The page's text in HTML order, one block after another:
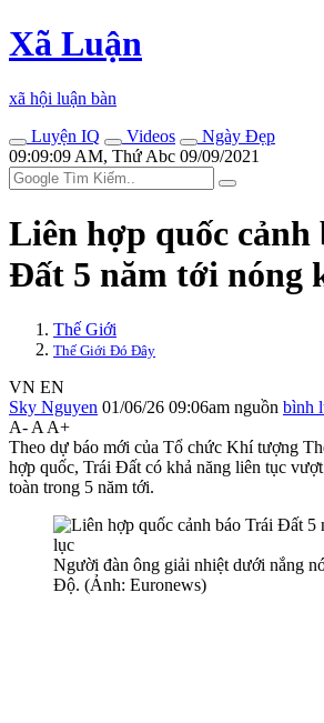
Xã Luận
xã hội luận bàn
Luyện IQ
Videos
Ngày Đẹp
09:09:09 AM, Thứ Abc 09/09/2021
Liên hợp quốc cảnh
Đất 5 năm tới nóng
Thế Giới
Thế Giới Đó Đây
VN EN
Sky Nguyen 01/06/26 09:06am nguồn bình
A- A A+
Theo dự báo mới của Tổ chức Khí tượng
hợp quốc, Trái Đất có khả năng liên tục
toàn trong 5 năm tới.
Người đàn ông giải nhiệt dưới nắng
Độ. (Ảnh: Euronews)